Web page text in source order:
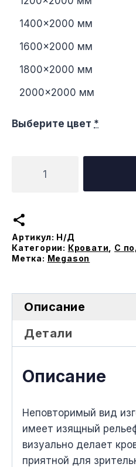
1400×2000 мм
1600×2000 мм
1800×2000 мм
2000×2000 мм
Выберите цвет *
товара
Бриз
подъемным
меxанизмом
Артикул: Н/Д
Категории: Кровати
С
Метка: Megason
Описание
Детали
Описание
Неповторимый вид
имеет изящный
визуально делает
приятной для